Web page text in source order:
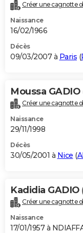
Créer une cagnotte
Naissance
16/02/1966
Décès
09/03/2007 à Paris (
Moussa GADIO
Créer une cagnotte
Naissance
29/11/1998
Décès
30/05/2001 à Nice (
Kadidia GADIO
Créer une cagnotte
Naissance
17/01/1957 à